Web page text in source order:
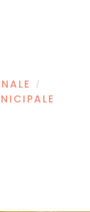
/